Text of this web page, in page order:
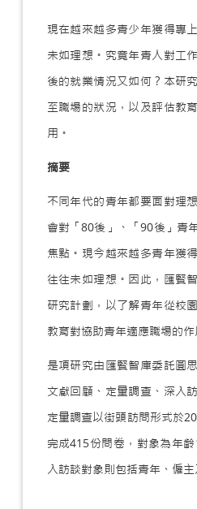
現在越來越多青少年獲得專
未如理想。究竟年青人對工
後的就業情況又如何？本研
至職場的狀況，以及評估教
用。
摘要
不同年代的青年都要面對理
會對「80後」、「90後」青
焦點。現今越來越多青年獲
往往未如理想。因此，匯賢
研究計劃，以了解青年從校
教育對協助青年適應職場的作
是項研究由匯賢智庫委託圓
文獻回顧、定量調查、深入
定量調查以街頭訪問形式於
完成415份問卷，對象為年
入訪談對象則包括青年、僱主